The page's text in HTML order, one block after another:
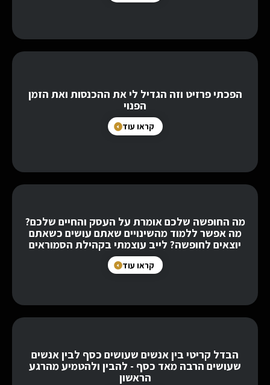
הפכתי פרזיט וזה הגדיל לי את ההכנסות ואת הזמן
הפנוי
קראו עוד
מה החופשה שלכם אומרת על העסק והחיים שלכם?
מה אפשר ללמוד מהשינויים שאתם עושים כשאתם
יוצאים לחופשה? לייב עוצמתי בקהילת הסמוראים
קראו עוד
הבדל קריטי בין אנשים שעושים כסף לבין אנשים
שעושים הרבה מאד כסף - להבין ולהטמיע מהרגע
הראשון